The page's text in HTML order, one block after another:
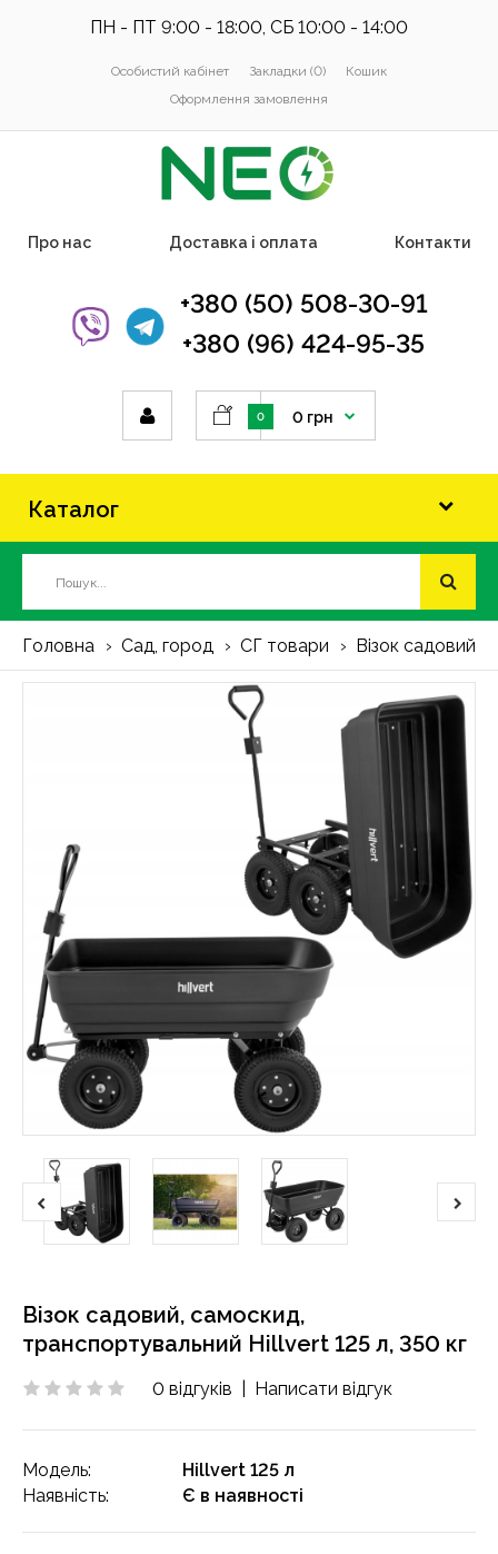
ПН - ПТ 9:00 - 18:00, СБ 10:00 - 14:00
Особистий кабінет Закладки (0)
Кошик
Оформлення замовлення
Про нас Доставка і оплата Контакти
+380 (50) 508-30-91
+380 (96) 424-95-35
0 0 грн
Каталог
Головна Сад, город СГ товари Візок садовий,
Візок садовий, самоскид,
транспортувальний Hillvert 125 л, 350 кг
0 відгуків Написати відгук
Модель:
Hillvert 125 л
Наявність:
Є в наявності